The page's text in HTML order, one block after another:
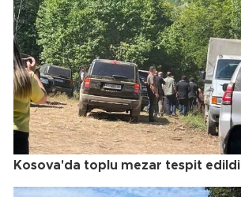
Kosova'da toplu mezar tespit edildi